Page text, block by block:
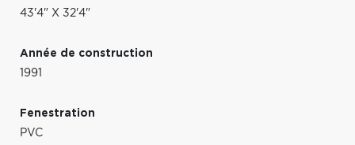
43'4" X 32'4"
Année de construction
1991
Fenestration
PVC